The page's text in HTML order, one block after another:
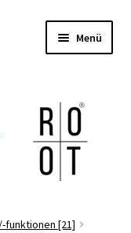
Menü
öffnen
funktionen [21]